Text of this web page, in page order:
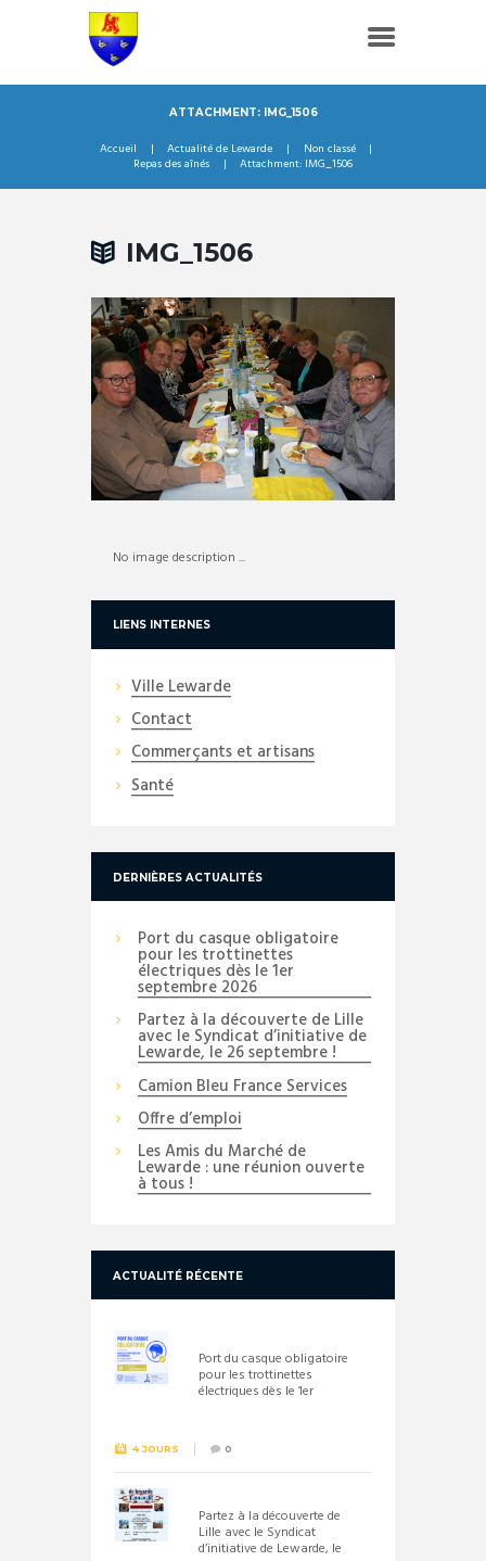
ATTACHMENT: IMG_1506
Accueil Actualité de Lewarde
Non classé
Repas des aînés
Attachment: IMG_1506
IMG_1506
No image description ...
LIENS INTERNES
Ville Lewarde
Contact
Commerçants et artisans
Santé
DERNIÈRES ACTUALITÉS
Port du casque obligatoire
pour les trottinettes
électriques dès le 1er
septembre 2026
Partez à la découverte de Lille
avec le Syndicat d’initiative de
Lewarde, le 26 septembre !
Camion Bleu France Services
Offre d’emploi
Les Amis du Marché de
Lewarde : une réunion ouverte
à tous !
ACTUALITÉ RÉCENTE
Port du casque obligatoire
pour les trottinettes
électriques dès le 1er
4 JOURS 0
Partez à la découverte de
Lille avec le Syndicat
d’initiative de Lewarde, le